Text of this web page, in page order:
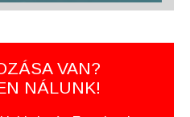
VAN?
NÁLUNK!